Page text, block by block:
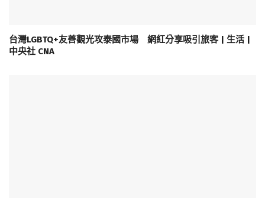
台灣LGBTQ+友善觀光攻泰國市場 網紅分享吸引旅客 | 生活 |
中央社 CNA